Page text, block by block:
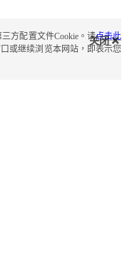
方配置文件Cookie。请点击此
或继续浏览本网站，即表示您
关闭